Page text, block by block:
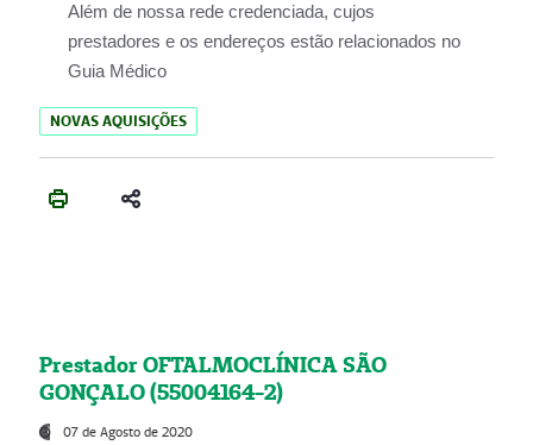
Além de nossa rede credenciada, cujos
prestadores e os endereços estão relacionados no
Guia Médico
NOVAS AQUISIÇÕES
Prestador OFTALMOCLÍNICA SÃO
GONÇALO (55004164-2)
07 de Agosto de 2020